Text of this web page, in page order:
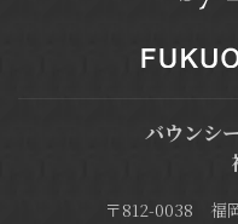
バウンシ
〒812-0038 福